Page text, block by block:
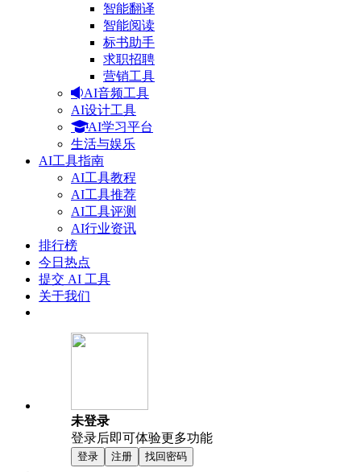
智能翻译
智能阅读
标书助手
求职招聘
营销工具
AI音频工具
AI设计工具
AI学习平台
生活与娱乐
AI工具指南
AI工具教程
AI工具推荐
AI工具评测
AI行业资讯
排行榜
今日热点
提交 AI 工具
关于我们
未登录
登录后即可体验更多功能
登录 注册 找回密码